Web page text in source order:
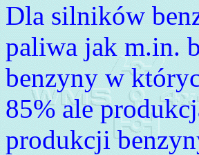
Dla silników
paliwa jak m.in.
benzyny w
85% ale
produkcji